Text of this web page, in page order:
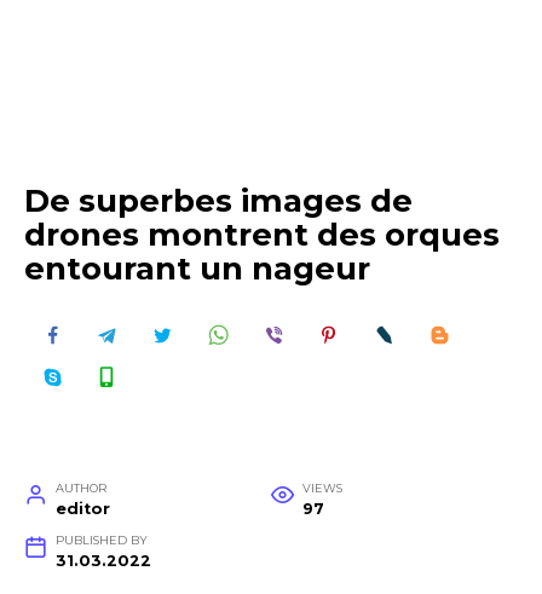
De superbes images de
drones montrent des orques
entourant un nageur
AUTHOR
editor
VIEWS
97
PUBLISHED BY
31.03.2022